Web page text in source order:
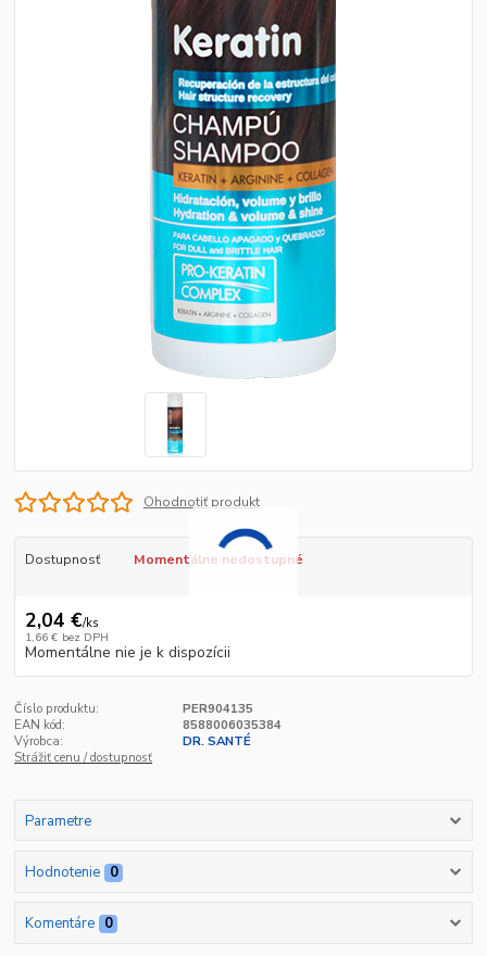
Ohodnotiť produkt
Dostupnosť Momentálne nedostupné
2,04 €/ks
1,66 € bez DPH
Momentálne nie je k dispozícii
Číslo produktu:
PER904135
EAN kód:
8588006035384
Výrobca:
DR. SANTÉ
Strážiť cenu / dostupnosť
Parametre
Hodnotenie 0
Komentáre 0